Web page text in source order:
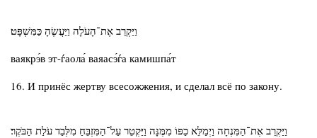
וַיַּקְרֵב אֶת־הָעֹלָה וַיַּעֲשֶׂהָ כַּמִּשְׁפָּט׃
ваякрэ́в эт-ѓаола́ ваяасэ́ѓа камишпа́т
16. И принёс жертву всесожжения, и сделал всё по закону.
וַיַּקְרֵב אֶת־הַמִּנְחָה וַיְמַלֵּא כַפּוֹ מִמֶּנָּה וַיַּקְטֵר עַל־הַמִּזְבֵּחַ מִלְּבַד עֹלַת הַבֹּקֶר׃